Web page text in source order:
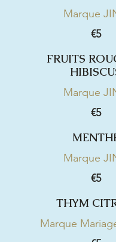
Marque
€5
FRUITS
Marque
€5
Marque
€5
THYM
Marque